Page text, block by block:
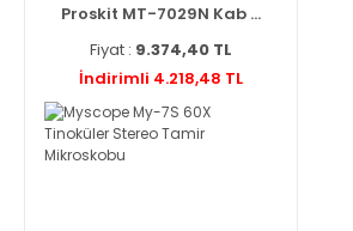
Proskit MT-7029N Kab ...
Fiyat : 9.374,40 TL
İndirimli 4.218,48 TL